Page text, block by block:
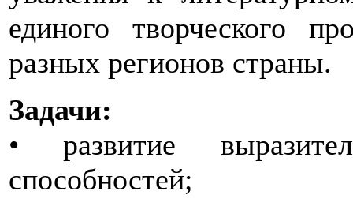
единого творческого
разных регионов страны.
Задачи:
• развитие
способностей;